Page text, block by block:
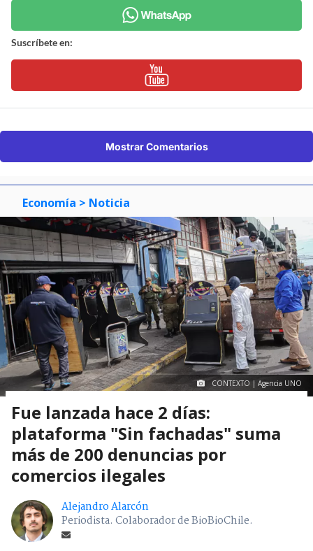
Suscríbete en:
Mostrar Comentarios
Economía > Noticia
CONTEXTO | Agencia UNO
Fue lanzada hace 2 días:
plataforma "Sin fachadas" suma
más de 200 denuncias por
comercios ilegales
Alejandro Alarcón
Periodista. Colaborador de BioBioChile.